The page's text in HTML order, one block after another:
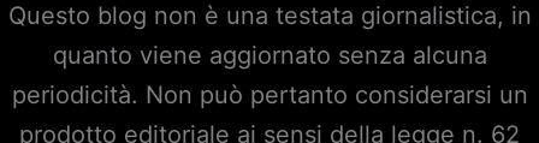
Questo blog non è una testata giornalistica, in
quanto viene aggiornato senza alcuna
periodicità. Non può pertanto considerarsi un
prodotto editoriale ai sensi della legge n. 62